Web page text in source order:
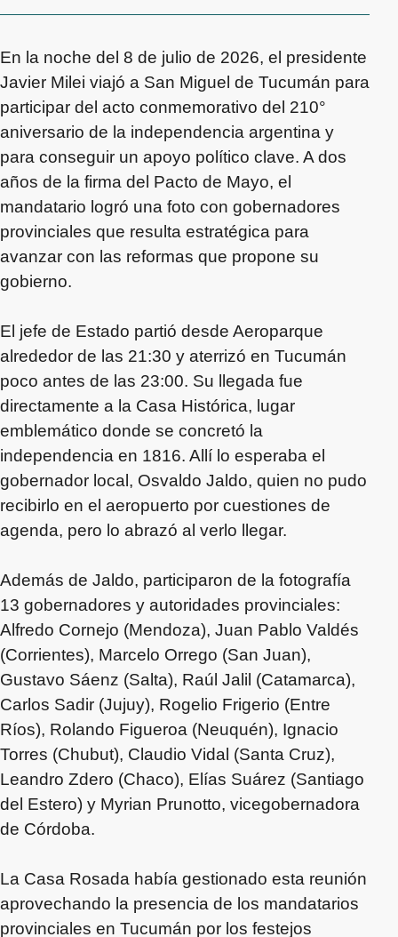
En la noche del 8 de julio de 2026, el presidente
Javier Milei viajó a San Miguel de Tucumán para
participar del acto conmemorativo del 210°
aniversario de la independencia argentina y
para conseguir un apoyo político clave. A dos
años de la firma del Pacto de Mayo, el
mandatario logró una foto con gobernadores
provinciales que resulta estratégica para
avanzar con las reformas que propone su
gobierno.
El jefe de Estado partió desde Aeroparque
alrededor de las 21:30 y aterrizó en Tucumán
poco antes de las 23:00. Su llegada fue
directamente a la Casa Histórica, lugar
emblemático donde se concretó la
independencia en 1816. Allí lo esperaba el
gobernador local, Osvaldo Jaldo, quien no pudo
recibirlo en el aeropuerto por cuestiones de
agenda, pero lo abrazó al verlo llegar.
Además de Jaldo, participaron de la fotografía
13 gobernadores y autoridades provinciales:
Alfredo Cornejo (Mendoza), Juan Pablo Valdés
(Corrientes), Marcelo Orrego (San Juan),
Gustavo Sáenz (Salta), Raúl Jalil (Catamarca),
Carlos Sadir (Jujuy), Rogelio Frigerio (Entre
Ríos), Rolando Figueroa (Neuquén), Ignacio
Torres (Chubut), Claudio Vidal (Santa Cruz),
Leandro Zdero (Chaco), Elías Suárez (Santiago
del Estero) y Myrian Prunotto, vicegobernadora
de Córdoba.
La Casa Rosada había gestionado esta reunión
aprovechando la presencia de los mandatarios
provinciales en Tucumán por los festejos